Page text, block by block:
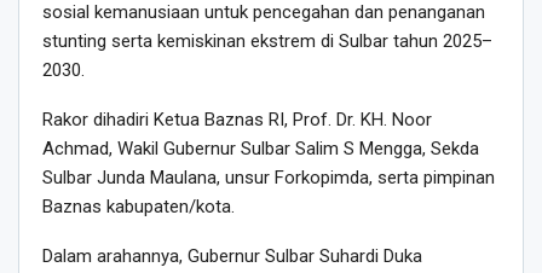
sosial kemanusiaan untuk pencegahan dan penanganan
stunting serta kemiskinan ekstrem di Sulbar tahun 2025–
2030.
Rakor dihadiri Ketua Baznas RI, Prof. Dr. KH. Noor
Achmad, Wakil Gubernur Sulbar Salim S Mengga, Sekda
Sulbar Junda Maulana, unsur Forkopimda, serta pimpinan
Baznas kabupaten/kota.
Dalam arahannya, Gubernur Sulbar Suhardi Duka